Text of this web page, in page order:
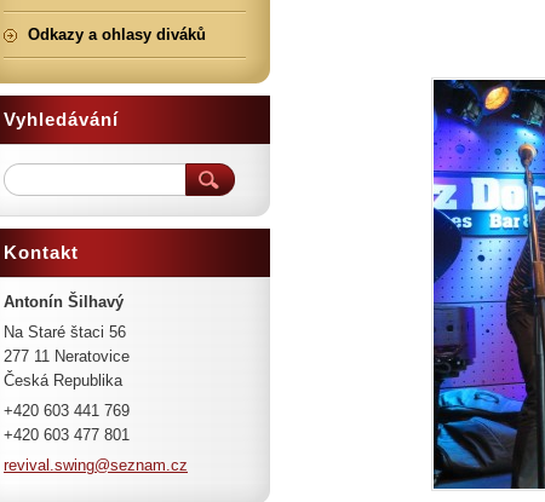
Odkazy a ohlasy diváků
Vyhledávání
Kontakt
Antonín Šilhavý
Na Staré štaci 56
277 11 Neratovice
Česká Republika
+420 603 441 769
+420 603 477 801
revival.swing@seznam.cz